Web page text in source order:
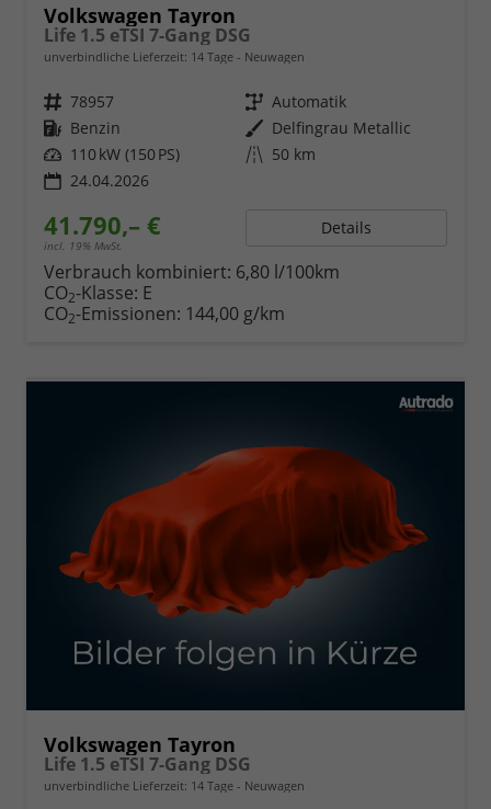
Volkswagen Tayron
Life 1.5 eTSI 7-Gang DSG
unverbindliche Lieferzeit: 14 Tage Neuwagen
Fahrzeugnr. 78957 Getriebe Automatik
Kraftstoff Benzin Außenfarbe Delfingrau Metallic
Leistung 110 kW (150 PS) Kilometerstand 50 km
24.04.2026
41.790,– €
incl. 19% MwSt.
Details
Verbrauch kombiniert: 6,80 l/100km
CO2-Klasse: E
CO2-Emissionen: 144,00 g/km
Volkswagen Tayron
Life 1.5 eTSI 7-Gang DSG
unverbindliche Lieferzeit: 14 Tage Neuwagen